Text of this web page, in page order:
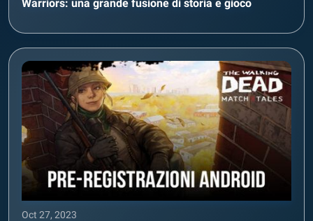
Warriors: una grande fusione di storia e gioco
Oct 27, 2023